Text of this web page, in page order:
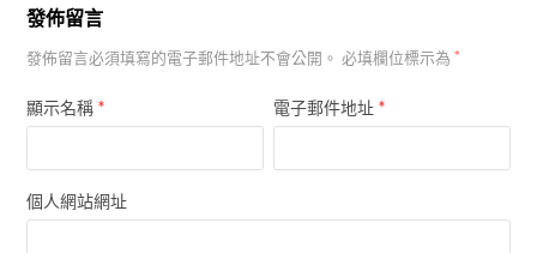
發佈留言
發佈留言必須填寫的電子郵件地址不會公開。 必填欄位標示為*
顯示名稱* 電子郵件地址*
個人網站網址